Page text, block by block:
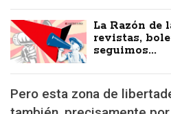
La Razón de
revistas,
seguimos...
Pero esta zona de